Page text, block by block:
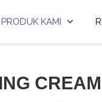
PRODUK KAMI
CREAM